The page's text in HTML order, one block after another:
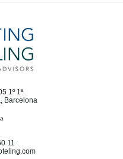
1º 1ª
, Barcelona
11